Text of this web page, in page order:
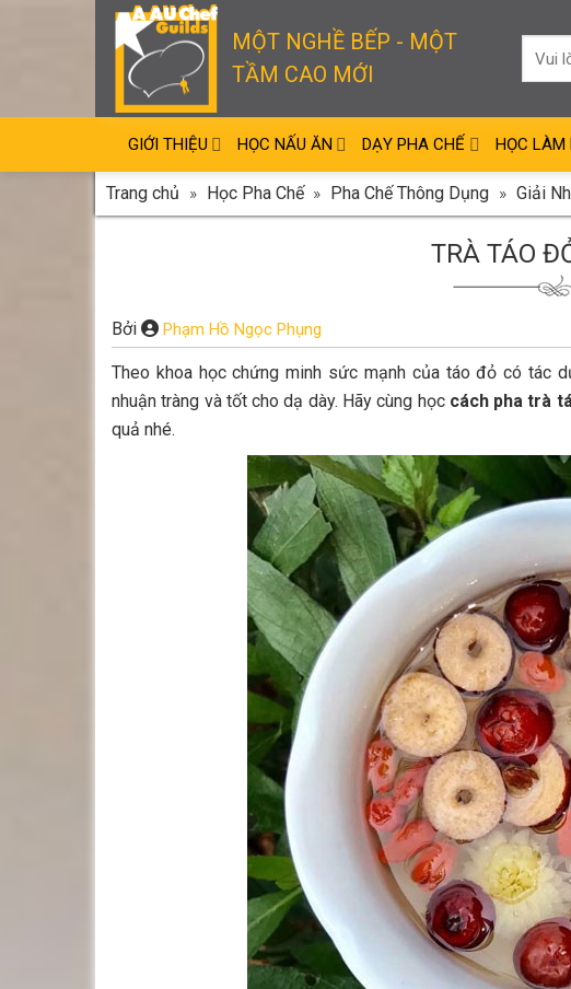
MỘT NGHỀ BẾP - MỘT
TẦM CAO MỚI
GIỚI THIỆU HỌC NẤU ĂN DẠY PHA CHẾ HỌC LÀM
Trang chủ » Học Pha Chế » Pha Chế Thông Dụng » Giải
TRÀ TÁO
Bởi Phạm Hồ Ngọc Phụng
Theo khoa học chứng minh sức mạnh của táo đỏ có tác
nhuận tràng và tốt cho dạ dày. Hãy cùng học cách pha trà
quả nhé.